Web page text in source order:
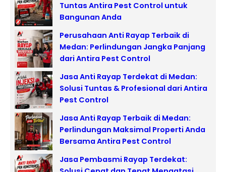
Tuntas Antira Pest Control untuk
Bangunan Anda
Perusahaan Anti Rayap Terbaik di
Medan: Perlindungan Jangka Panjang
dari Antira Pest Control
Jasa Anti Rayap Terdekat di Medan:
Solusi Tuntas & Profesional dari Antira
Pest Control
Jasa Anti Rayap Terbaik di Medan:
Perlindungan Maksimal Properti Anda
Bersama Antira Pest Control
Jasa Pembasmi Rayap Terdekat: